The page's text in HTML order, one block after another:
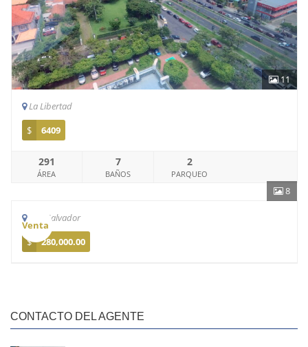
11
La Libertad
$
6409
291
ÁREA
7
BAÑOS
2
PARQUEO
8
Venta
San Salvador
$
280,000.00
CONTACTO DEL AGENTE